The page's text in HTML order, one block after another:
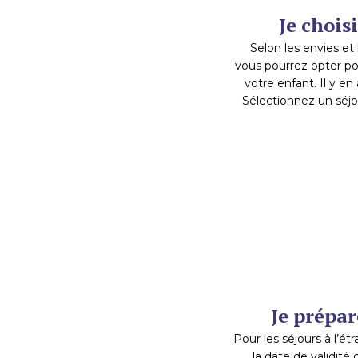
Je
Selon les envies
vous pourrez opter
votre enfant. Il y en
Sélectionnez un
Je
Pour les séjours à